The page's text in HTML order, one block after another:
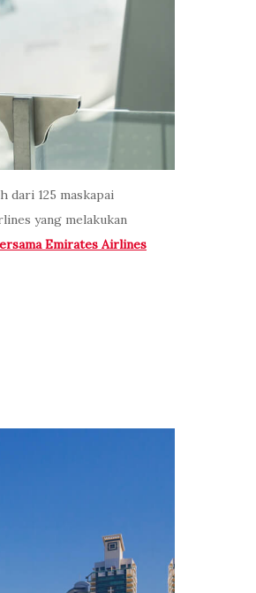
dari 125 maskapai
yang melakukan
Emirates Airlines